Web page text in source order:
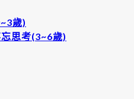
歲)
忘思考(3~6歲)